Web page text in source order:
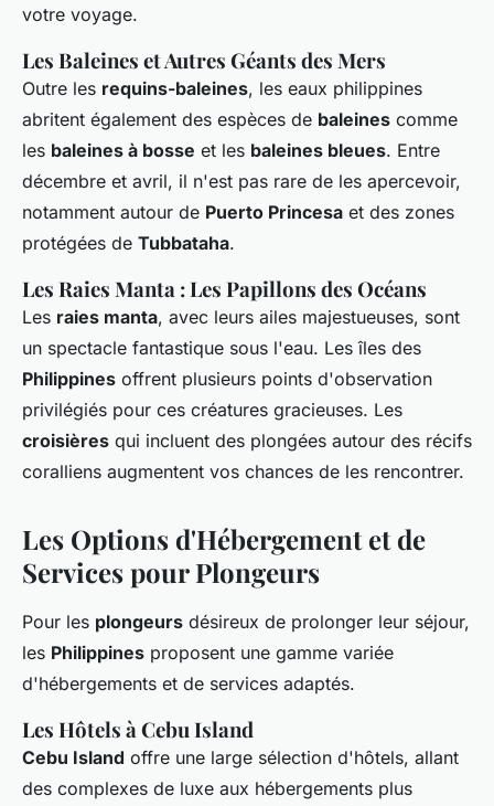
votre voyage.
Les Baleines et Autres Géants des Mers
Outre les requins-baleines, les eaux philippines
abritent également des espèces de baleines comme
les baleines à bosse et les baleines bleues. Entre
décembre et avril, il n'est pas rare de les apercevoir,
notamment autour de Puerto Princesa et des zones
protégées de Tubbataha.
Les Raies Manta : Les Papillons des Océans
Les raies manta, avec leurs ailes majestueuses, sont
un spectacle fantastique sous l'eau. Les îles des
Philippines offrent plusieurs points d'observation
privilégiés pour ces créatures gracieuses. Les
croisières qui incluent des plongées autour des récifs
coralliens augmentent vos chances de les rencontrer.
Les Options d'Hébergement et de
Services pour Plongeurs
Pour les plongeurs désireux de prolonger leur séjour,
les Philippines proposent une gamme variée
d'hébergements et de services adaptés.
Les Hôtels à Cebu Island
Cebu Island offre une large sélection d'hôtels, allant
des complexes de luxe aux hébergements plus